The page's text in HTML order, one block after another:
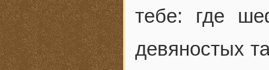
тебе: где
девяностых